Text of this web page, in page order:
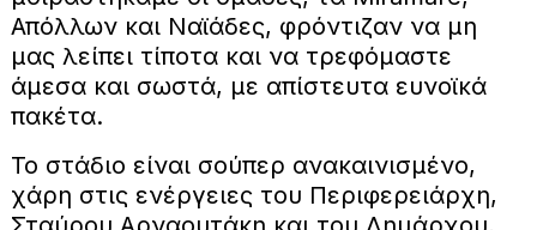
Απόλλων και Ναϊάδες, φρόντιζαν να μη
μας λείπει τίποτα και να τρεφόμαστε
άμεσα και σωστά, με απίστευτα ευνοϊκά
πακέτα.
Το στάδιο είναι σούπερ ανακαινισμένο,
χάρη στις ενέργειες του Περιφερειάρχη,